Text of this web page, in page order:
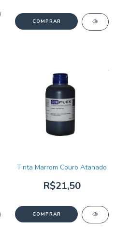
Tinta Marrom Couro Atanado
R$21,50